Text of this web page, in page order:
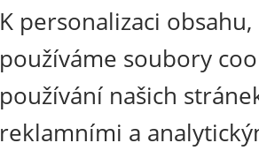
K personalizaci
používáme soubory
používání našich
reklamními a